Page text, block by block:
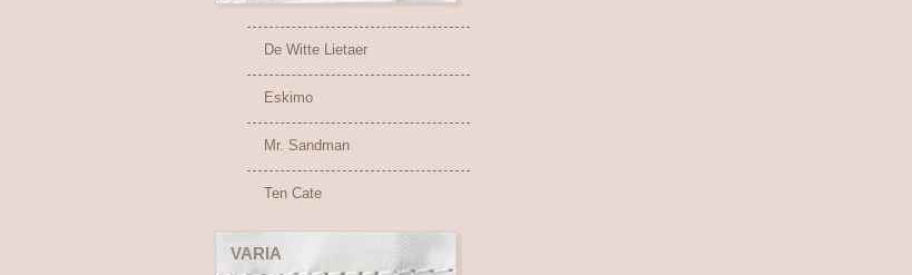
De Witte Lietaer
Eskimo
Mr. Sandman
Ten Cate
VARIA